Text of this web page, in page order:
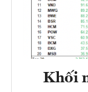
Khối